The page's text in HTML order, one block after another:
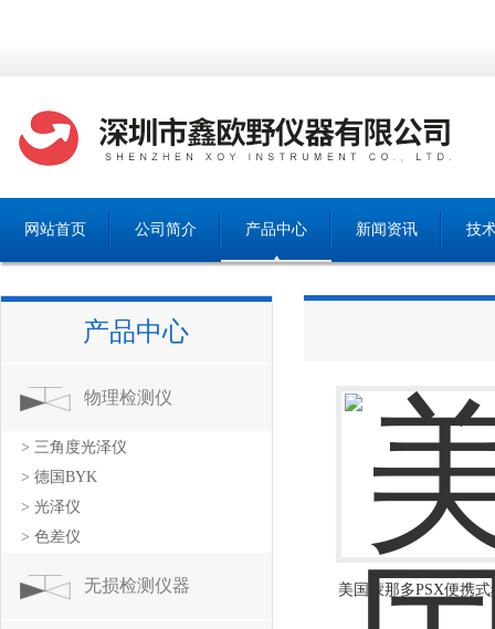
网站首页 公司简介 产品中心 新闻资讯 技
产品中心
物理检测仪
> 三角度光泽仪
> 德国BYK
> 光泽仪
> 色差仪
无损检测仪器 美国蒙那多PSX便携